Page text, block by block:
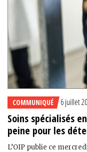
COMMUNIQUÉ 6 juillet
Soins spécialisés
peine pour les
L’OIP publie ce